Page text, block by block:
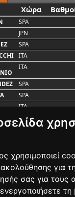
χρησιμοποιεί
για
σας για τους
τη
Χώρα
SPA
JPN
SPA
ITA
ITA
SPA
SPA
ITA
SPA
Bαθμολογία